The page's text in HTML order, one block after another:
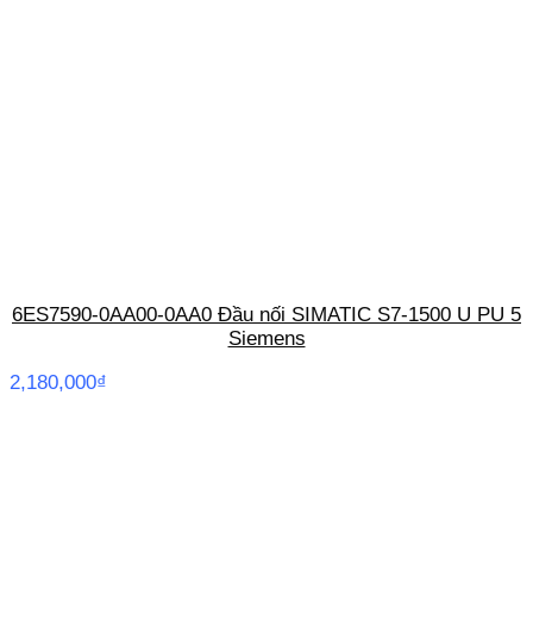
6ES7590-0AA00-0AA0 Đầu nối SIMATIC S7-1500 U PU 5
Siemens
2,180,000₫